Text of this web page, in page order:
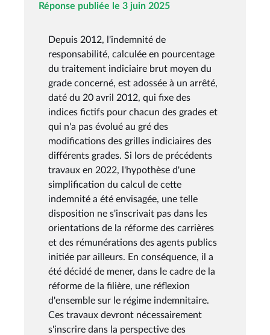
Réponse publiée le 3 juin 2025
Depuis 2012, l'indemnité de
responsabilité, calculée en pourcentage
du traitement indiciaire brut moyen du
grade concerné, est adossée à un arrêté,
daté du 20 avril 2012, qui fixe des
indices fictifs pour chacun des grades et
qui n'a pas évolué au gré des
modifications des grilles indiciaires des
différents grades. Si lors de précédents
travaux en 2022, l'hypothèse d'une
simplification du calcul de cette
indemnité a été envisagée, une telle
disposition ne s'inscrivait pas dans les
orientations de la réforme des carrières
et des rémunérations des agents publics
initiée par ailleurs. En conséquence, il a
été décidé de mener, dans le cadre de la
réforme de la filière, une réflexion
d'ensemble sur le régime indemnitaire.
Ces travaux devront nécessairement
s'inscrire dans la perspective des